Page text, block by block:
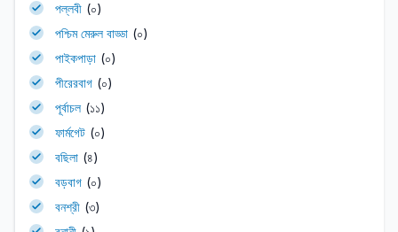
পল্লবী (০)
পশ্চিম মেরুল বাড্ডা (০)
পাইকপাড়া (০)
পীরেরবাগ (০)
পূর্বাচল (১১)
ফার্মগেট (০)
বছিলা (৪)
বড়বাগ (০)
বনশ্রী (৩)